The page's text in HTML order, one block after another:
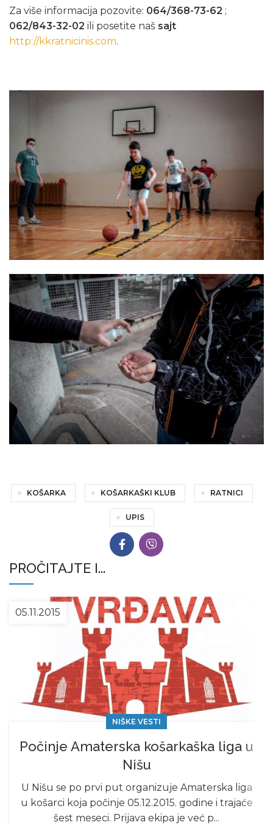
Za više informacija pozovite: 064/368-73-62 ;
062/843-32-02 ili posetite naš sajt
http://kkratnicinis.com.
KOŠARKA KOŠARKAŠKI KLUB RATNICI
UPIS
PROČITAJTE I...
05.11.2015
NIŠKE VESTI
Počinje Amaterska košarkaška liga u
Nišu
U Nišu se po prvi put organizuje Amaterska liga
u košarci koja počinje 05.12.2015. godine i trajaće
šest meseci. Prijava ekipa je već p...